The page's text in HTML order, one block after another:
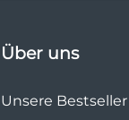
Über uns
Unsere Bestseller